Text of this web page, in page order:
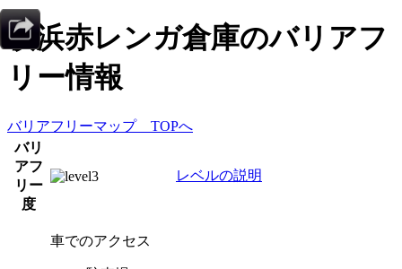
横浜赤レンガ倉庫のバリアフ
リー情報
バリアフリーマップ TOPへ
バリ
アフ
リー
度
レベルの説明
車でのアクセス